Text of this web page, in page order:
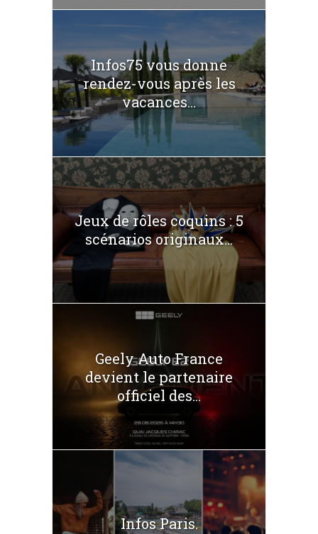
Infos75 vous donne
rendez-vous après les
vacances...
Jeux de rôles coquins : 5
scénarios originaux...
Geely Auto France
devient le partenaire
officiel des...
Infos Paris.